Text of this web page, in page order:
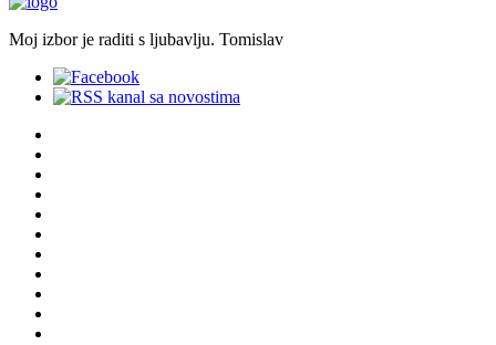
Moj izbor je raditi s ljubavlju. Tomislav